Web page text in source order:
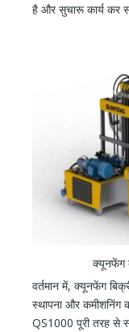
है और सुचारू कार्य कर
क्यूनफेंग
वर्तमान में, क्यूनफेंग
स्थापना और कमीशनिंग
QS1000 पूरी तरह से